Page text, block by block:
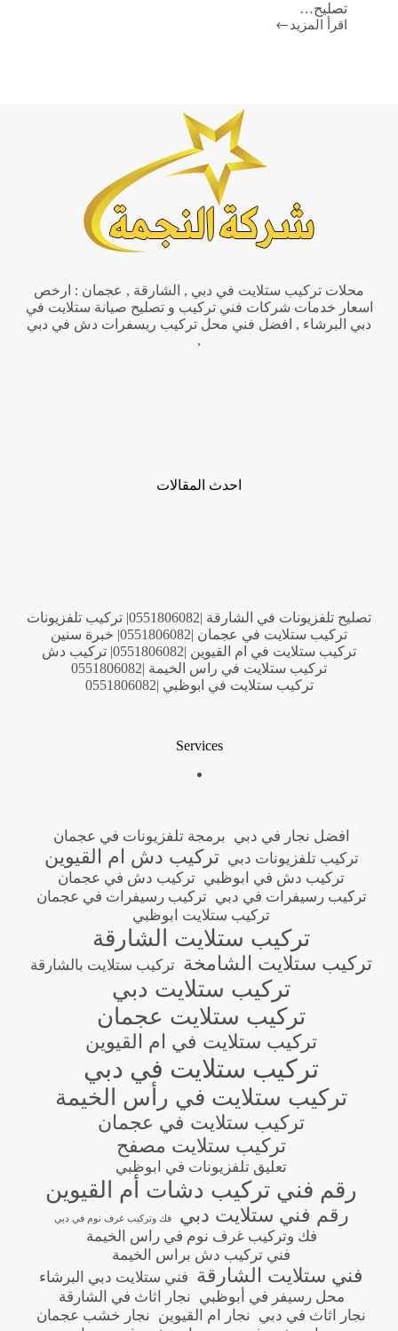
تصليح…
اقرأ المزيد
تصليح
محلات تركيب ستلايت في دبي , الشارقة , عجمان : ارخص
اسعار خدمات شركات فني تركيب و تصليح صيانة ستلايت في
دبي البرشاء , افضل فني محل تركيب ريسفرات دش في دبي
,
احدث المقالات
تصليح تلفزيونات في الشارقة |0551806082| تركيب تلفزيونات
تركيب ستلايت في عجمان |0551806082| خبرة سنين
تركيب ستلايت في ام القيوين |0551806082| تركيب دش
تركيب ستلايت في راس الخيمة |0551806082
تركيب ستلايت في ابوظبي |0551806082
Services
افضل نجار في دبي برمجة تلفزيونات في عجمان
تركيب تلفزيونات دبي تركيب دش ام القيوين
تركيب دش في ابوظبي تركيب دش في عجمان
تركيب رسيفرات في دبي تركيب رسيفرات في عجمان
تركيب ستلايت ابوظبي
تركيب ستلايت الشارقة
تركيب ستلايت الشامخة تركيب ستلايت بالشارقة
تركيب ستلايت دبي
تركيب ستلايت عجمان
تركيب ستلايت في ام القيوين
تركيب ستلايت في دبي
تركيب ستلايت في رأس الخيمة
تركيب ستلايت في عجمان
تركيب ستلايت مصفح
تعليق تلفزيونات في ابوظبي
رقم فني تركيب دشات أم القيوين
رقم فني ستلايت دبي فك وتركيب غرف نوم في دبي
فك وتركيب غرف نوم في راس الخيمة
فني تركيب دش براس الخيمة
فني ستلايت الشارقة فني ستلايت دبي البرشاء
محل رسيفر في أبوظبي نجار اثاث في الشارقة
نجار اثاث في دبي نجار ام القيوين نجار خشب عجمان